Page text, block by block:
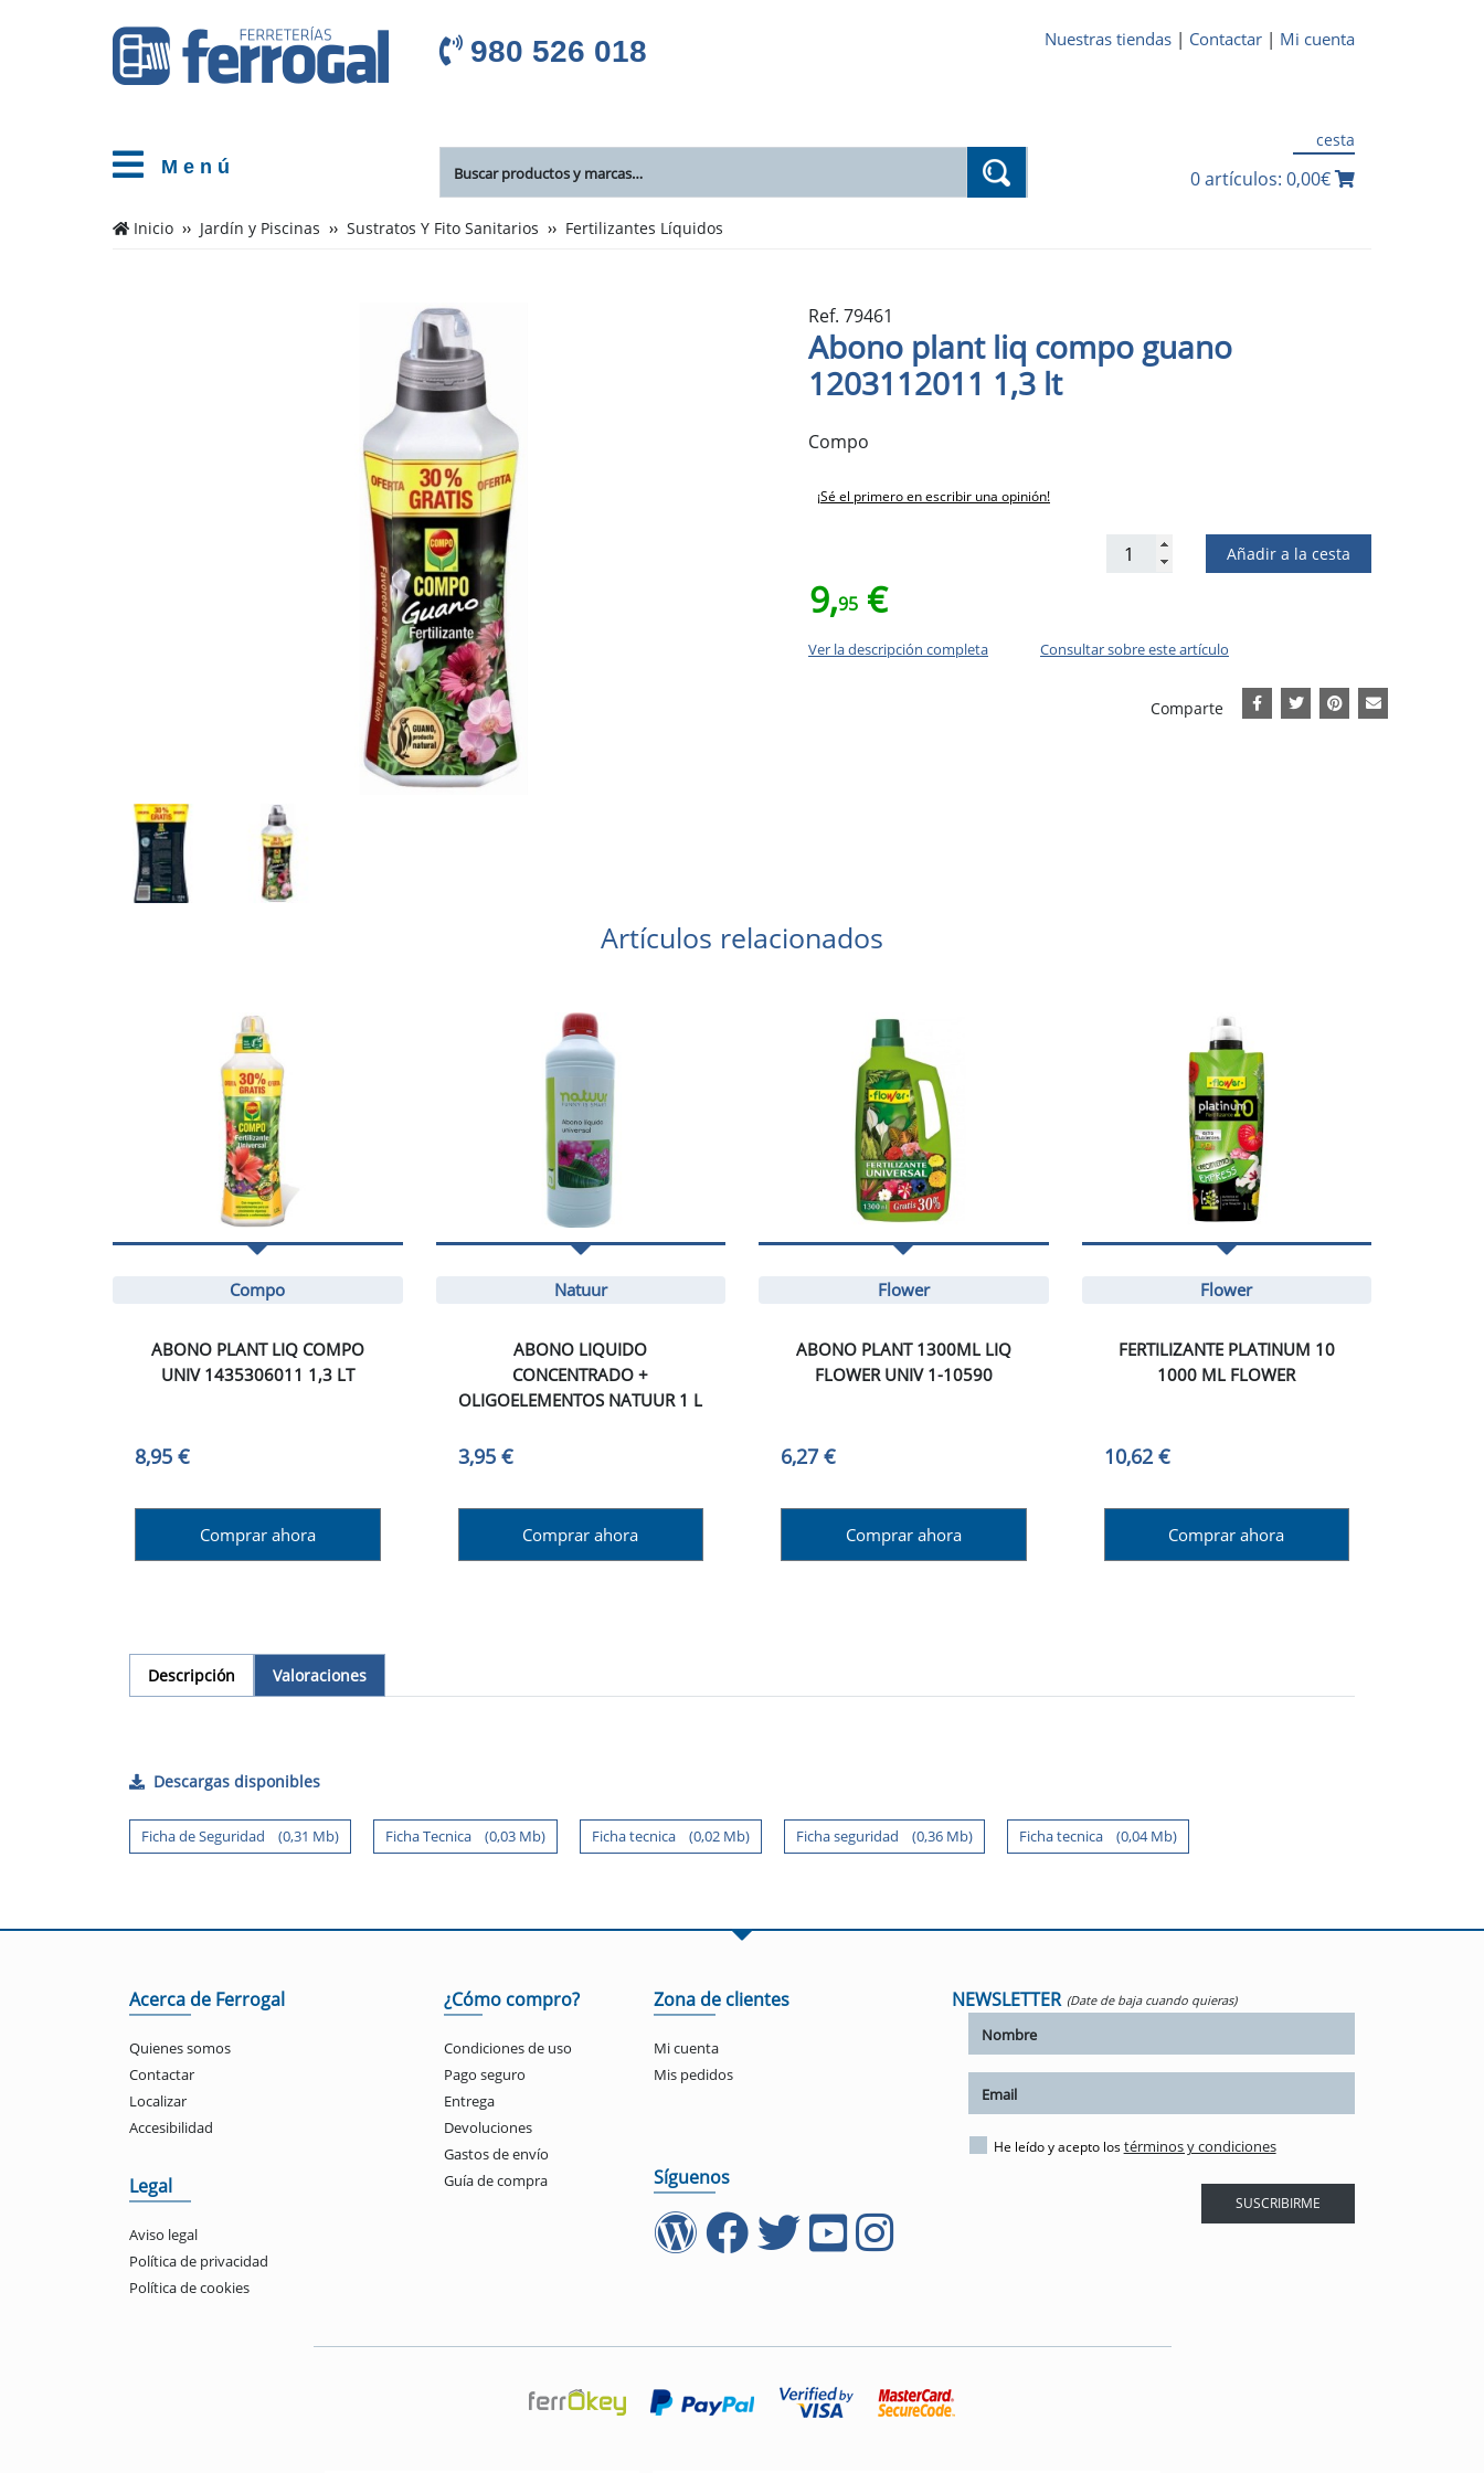
M e n ú
980 526 018 Nuestras tiendas | Contactar | Mi cuenta
cesta
0 artículos: 0,00€
Inicio Jardín y Piscinas Sustratos Y Fito Sanitarios Fertilizantes Líquidos
Ref. 79461
Abono plant liq compo guano
1203112011 1,3 lt
Compo
¡Sé el primero en escribir una opinión!
Añadir a la cesta
9,95 €
Ver la descripción completa Consultar sobre este artículo
Comparte
Artículos relacionados
Compo
ABONO PLANT LIQ COMPO
UNIV 1435306011 1,3 LT
8,95 €
Comprar ahora
Natuur
ABONO LIQUIDO
CONCENTRADO +
OLIGOELEMENTOS NATUUR 1 L
3,95 €
Comprar ahora
Flower
ABONO PLANT 1300ML LIQ
FLOWER UNIV 1-10590
6,27 €
Comprar ahora
Flower
FERTILIZANTE PLATINUM 10
1000 ML FLOWER
10,62 €
Comprar ahora
Descripción Valoraciones
Descargas disponibles
Ficha de Seguridad (0,31 Mb) Ficha Tecnica (0,03 Mb) Ficha tecnica (0,02 Mb) Ficha seguridad (0,36 Mb) Ficha tecnica (0,04 Mb)
Acerca de Ferrogal
Quienes somos
Contactar
Localizar
Accesibilidad
Legal
Aviso legal
Política de privacidad
Política de cookies
¿Cómo compro?
Condiciones de uso
Pago seguro
Entrega
Devoluciones
Gastos de envío
Guía de compra
Zona de clientes
Mi cuenta
Mis pedidos
Síguenos
NEWSLETTER (Date de baja cuando quieras)
He leído y acepto lostérminos y condiciones
SUSCRIBIRME